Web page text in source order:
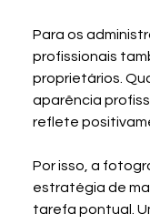
Para os
profissionais
proprietários.
aparência
reflete
Por isso, a
estratégia de
tarefa pontual.